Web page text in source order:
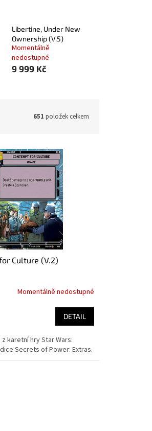
Libertine, Under New
Ownership (V.5)
Momentálně
nedostupné
9 999 Kč
651 položek celkem
Culture (V.2)
Momentálně nedostupné
DETAIL
karetní hry Star Wars:
Secrets of Power: Extras.